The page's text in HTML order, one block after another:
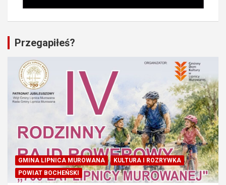
Przegapiłeś?
GMINA LIPNICA MUROWANA
KULTURA I ROZRYWKA
POWIAT BOCHEŃSKI